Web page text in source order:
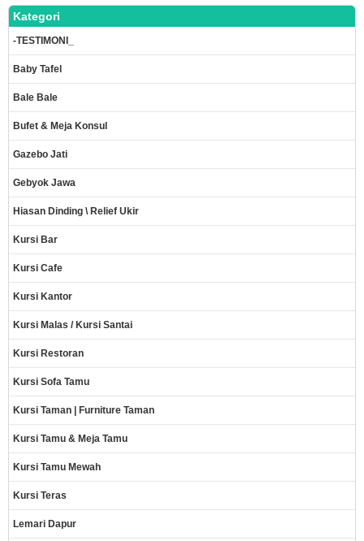
Kategori
-TESTIMONI_
Baby Tafel
Bale Bale
Bufet & Meja Konsul
Gazebo Jati
Gebyok Jawa
Hiasan Dinding \ Relief Ukir
Kursi Bar
Kursi Cafe
Kursi Kantor
Kursi Malas / Kursi Santai
Kursi Restoran
Kursi Sofa Tamu
Kursi Taman | Furniture Taman
Kursi Tamu & Meja Tamu
Kursi Tamu Mewah
Kursi Teras
Lemari Dapur